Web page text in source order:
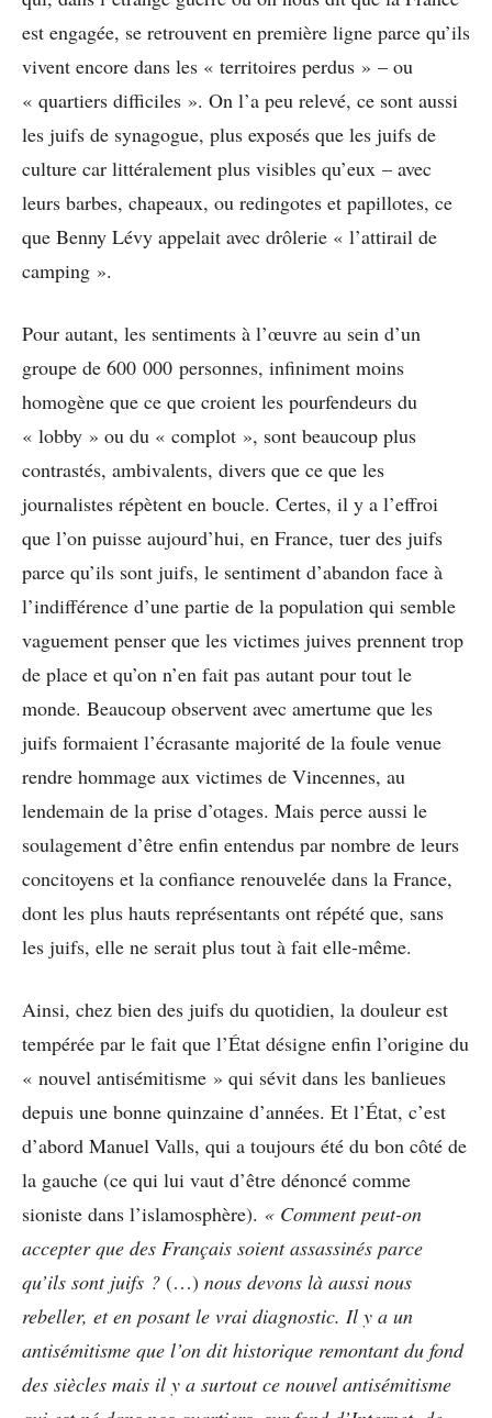
est engagée, se retrouvent en première ligne parce qu’ils
vivent encore dans les « territoires perdus » – ou
« quartiers difficiles ». On l’a peu relevé, ce sont aussi
les juifs de synagogue, plus exposés que les juifs de
culture car littéralement plus visibles qu’eux – avec
leurs barbes, chapeaux, ou redingotes et papillotes, ce
que Benny Lévy appelait avec drôlerie « l’attirail de
camping ».
Pour autant, les sentiments à l’œuvre au sein d’un
groupe de 600 000 personnes, infiniment moins
homogène que ce que croient les pourfendeurs du
« lobby » ou du « complot », sont beaucoup plus
contrastés, ambivalents, divers que ce que les
journalistes répètent en boucle. Certes, il y a l’effroi
que l’on puisse aujourd’hui, en France, tuer des juifs
parce qu’ils sont juifs, le sentiment d’abandon face à
l’indifférence d’une partie de la population qui semble
vaguement penser que les victimes juives prennent trop
de place et qu’on n’en fait pas autant pour tout le
monde. Beaucoup observent avec amertume que les
juifs formaient l’écrasante majorité de la foule venue
rendre hommage aux victimes de Vincennes, au
lendemain de la prise d’otages. Mais perce aussi le
soulagement d’être enfin entendus par nombre de leurs
concitoyens et la confiance renouvelée dans la France,
dont les plus hauts représentants ont répété que, sans
les juifs, elle ne serait plus tout à fait elle-même.
Ainsi, chez bien des juifs du quotidien, la douleur est
tempérée par le fait que l’État désigne enfin l’origine du
« nouvel antisémitisme » qui sévit dans les banlieues
depuis une bonne quinzaine d’années. Et l’État, c’est
d’abord Manuel Valls, qui a toujours été du bon côté de
la gauche (ce qui lui vaut d’être dénoncé comme
sioniste dans l’islamosphère). « Comment peut-on
accepter que des Français soient assassinés parce
qu’ils sont juifs ? (…) nous devons là aussi nous
rebeller, et en posant le vrai diagnostic. Il y a un
antisémitisme que l’on dit historique remontant du fond
des siècles mais il y a surtout ce nouvel antisémitisme